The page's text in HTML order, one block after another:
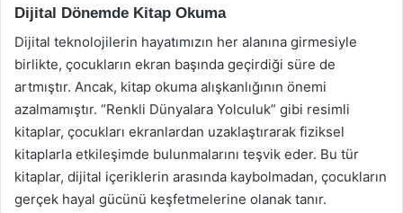
Dijital Dönemde Kitap Okuma
Dijital teknolojilerin hayatımızın her alanına girmesiyle
birlikte, çocukların ekran başında geçirdiği süre de
artmıştır. Ancak, kitap okuma alışkanlığının önemi
azalmamıştır. “Renkli Dünyalara Yolculuk” gibi resimli
kitaplar, çocukları ekranlardan uzaklaştırarak fiziksel
kitaplarla etkileşimde bulunmalarını teşvik eder. Bu tür
kitaplar, dijital içeriklerin arasında kaybolmadan, çocukların
gerçek hayal gücünü keşfetmelerine olanak tanır.